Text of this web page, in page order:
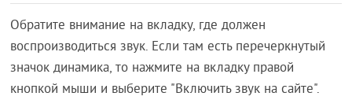
Обратите внимание на вкладку, где должен
воспроизводиться звук. Если там есть перечеркнутый
значок динамика, то нажмите на вкладку правой
кнопкой мыши и выберите "Включить звук на сайте".